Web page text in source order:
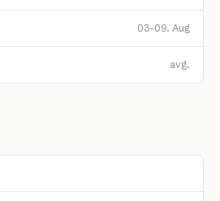
03–09. Aug
avg.